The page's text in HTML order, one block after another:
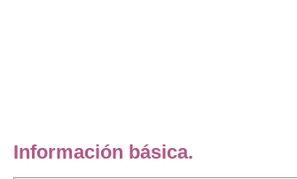
Información básica.